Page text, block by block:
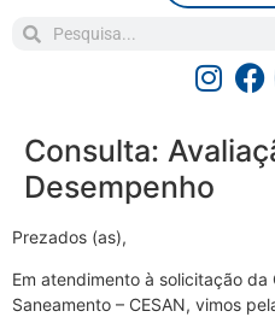
Consulta:
Desempenho
Prezados (as),
Em atendimento à solicitação
Saneamento – CESAN, vimos